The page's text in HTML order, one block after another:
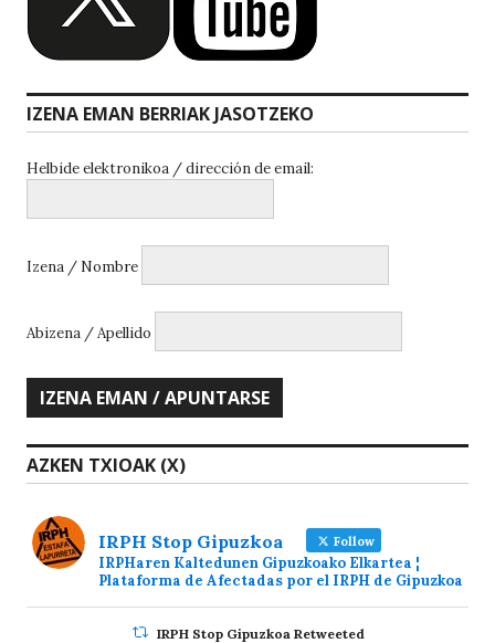
IZENA EMAN BERRIAK JASOTZEKO
Helbide elektronikoa / dirección de email:
Izena / Nombre
Abizena / Apellido
AZKEN TXIOAK (X)
IRPH Stop Gipuzkoa Follow
IRPHaren Kaltedunen Gipuzkoako Elkartea ¦
Plataforma de Afectadas por el IRPH de Gipuzkoa
IRPH Stop Gipuzkoa Retweeted